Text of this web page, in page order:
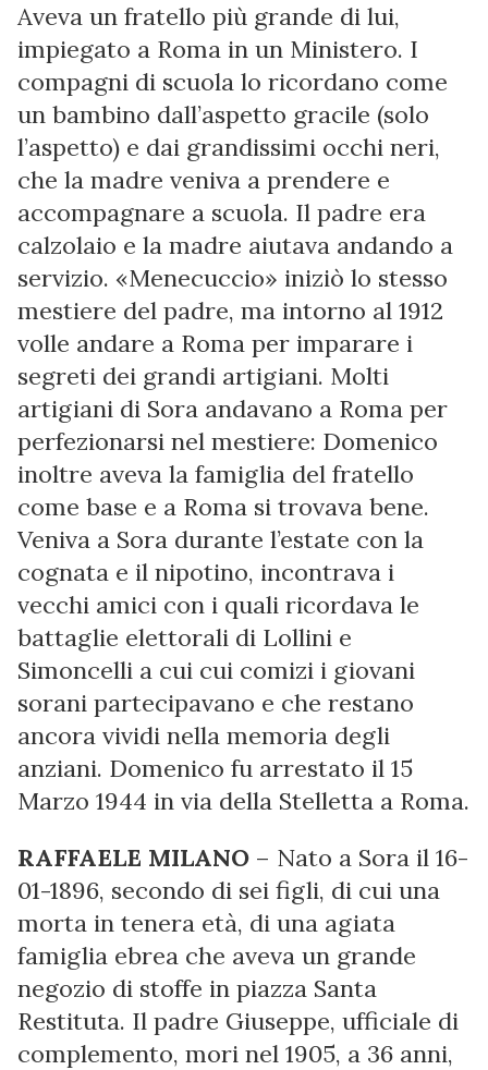
Aveva un fratello più grande di lui,
impiegato a Roma in un Ministero. I
compagni di scuola lo ricordano come
un bambino dall’aspetto gracile (solo
l’aspetto) e dai grandissimi occhi neri,
che la madre veniva a prendere e
accompagnare a scuola. Il padre era
calzolaio e la madre aiutava andando a
servizio. «Menecuccio» iniziò lo stesso
mestiere del padre, ma intorno al 1912
volle andare a Roma per imparare i
segreti dei grandi artigiani. Molti
artigiani di Sora andavano a Roma per
perfezionarsi nel mestiere: Domenico
inoltre aveva la famiglia del fratello
come base e a Roma si trovava bene.
Veniva a Sora durante l’estate con la
cognata e il nipotino, incontrava i
vecchi amici con i quali ricordava le
battaglie elettorali di Lollini e
Simoncelli a cui cui comizi i giovani
sorani partecipavano e che restano
ancora vividi nella memoria degli
anziani. Domenico fu arrestato il 15
Marzo 1944 in via della Stelletta a Roma.
RAFFAELE MILANO – Nato a Sora il 16-
01-1896, secondo di sei figli, di cui una
morta in tenera età, di una agiata
famiglia ebrea che aveva un grande
negozio di stoffe in piazza Santa
Restituta. Il padre Giuseppe, ufficiale di
complemento, mori nel 1905, a 36 anni,